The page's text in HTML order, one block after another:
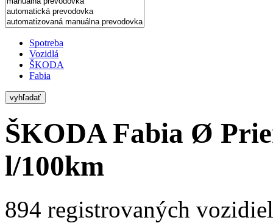
Spotreba
Vozidlá
ŠKODA
Fabia
vyhľadať
ŠKODA Fabia Ø
l/100km
894 registrovaných vozidiel